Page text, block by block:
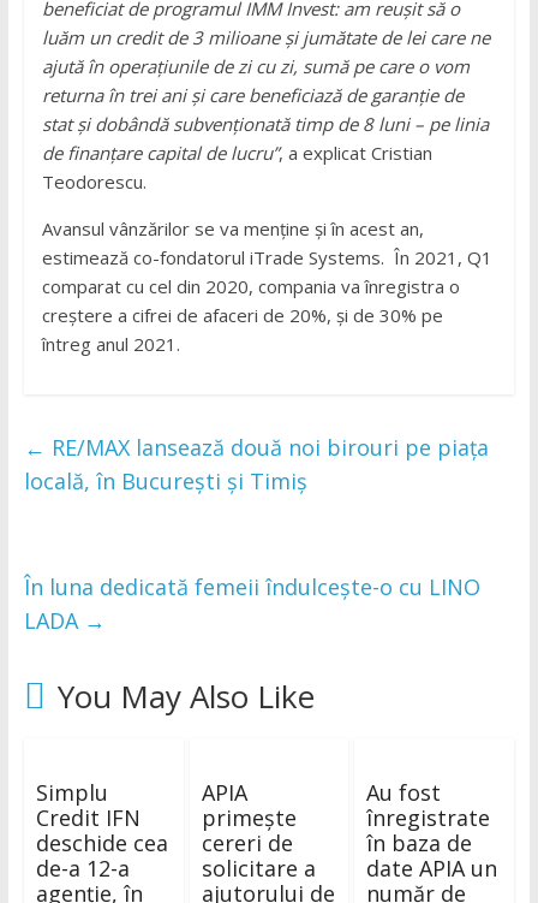
beneficiat de programul IMM Invest: am reușit să o
luăm un credit de 3 milioane și jumătate de lei care ne
ajută în operațiunile de zi cu zi, sumă pe care o vom
returna în trei ani și care beneficiază de garanție de
stat și dobândă subvenționată timp de 8 luni – pe linia
de finanțare capital de lucru”, a explicat Cristian
Teodorescu.
Avansul vânzărilor se va menține și în acest an,
estimează co-fondatorul iTrade Systems. În 2021, Q1
comparat cu cel din 2020, compania va înregistra o
creștere a cifrei de afaceri de 20%, și de 30% pe
întreg anul 2021.
← RE/MAX lansează două noi birouri pe piața
locală, în București și Timiș
În luna dedicată femeii îndulcește-o cu LINO
LADA →
You May Also Like
Simplu
Credit IFN
deschide cea
de-a 12-a
agenție, în
APIA
primește
cereri de
solicitare a
ajutorului de
Au fost
înregistrate
în baza de
date APIA un
număr de